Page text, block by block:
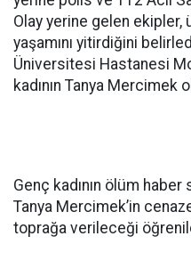
Olay yerine gelen ekipler,
yaşamını yitirdiğini
Üniversitesi Hastanesi
kadının Tanya
Genç kadının ölüm
Tanya Mercimek’in
toprağa verileceği